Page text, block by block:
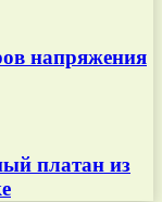
напряжения
платан из